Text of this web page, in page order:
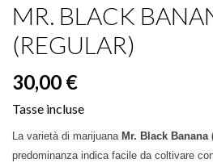
MR. BLACK
(REGULAR)
30,00 €
Tasse incluse
La varietà di marijuana Mr. Black Banana
predominanza indica facile da coltivare